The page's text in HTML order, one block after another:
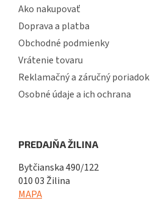
Ako nakupovať
Doprava a platba
Obchodné podmienky
Vrátenie tovaru
Reklamačný a záručný poriadok
Osobné údaje a ich ochrana
PREDAJŇA ŽILINA
Bytčianska 490/122
010 03 Žilina
MAPA